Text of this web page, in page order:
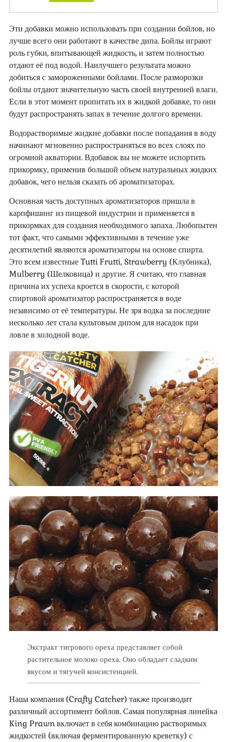
Эти добавки можно использовать при создании бойлов, но
лучше всего они работают в качестве дипа. Бойлы играют
роль губки, впитывающей жидкость, и затем полностью
отдают её под водой. Наилучшего результата можно
добиться с замороженными бойлами. После разморозки
бойлы отдают значительную часть своей внутренней влаги.
Если в этот момент пропитать их в жидкой добавке, то они
будут распространять запах в течение долгого времени.
Водорастворимые жидкие добавки после попадания в воду
начинают мгновенно распространяться во всех слоях по
огромной акватории. Вдобавок вы не можете испортить
прикормку, применив большой объем натуральных жидких
добавок, чего нельзя сказать об ароматизаторах.
Основная часть доступных ароматизаторов пришла в
карпфишинг из пищевой индустрии и применяется в
прикормках для создания необходимого запаха. Любопытен
тот факт, что самыми эффективными в течение уже
десятилетий являются ароматизаторы на основе спирта.
Это всем известные Tutti Frutti, Strawberry (Клубника),
Mulberry (Шелковица) и другие. Я считаю, что главная
причина их успеха кроется в скорости, с которой
спиртовой ароматизатор распространяется в воде
независимо от её температуры. Не зря водка за последние
несколько лет стала культовым дипом для насадок при
ловле в холодной воде.
Экстракт тигрового ореха представляет собой
растительное молоко ореха. Оно обладает сладким
вкусом и тягучей консистенцией.
Наша компания (Crafty Catcher) также производит
различный ассортимент бойлов. Самая популярная линейка
King Prawn включает в себя комбинацию растворимых
жидкостей (включая ферментированную креветку) с